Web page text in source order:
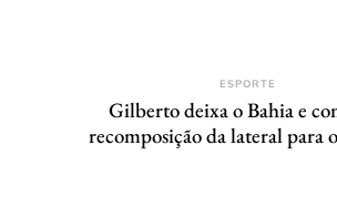
ESPORTE
Gilberto deixa o Bahia e
recomposição da lateral para